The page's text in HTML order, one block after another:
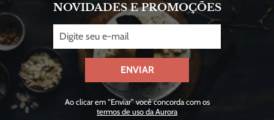
NOVIDADES E PROMOÇÕES
ENVIAR
Ao clicar em “Enviar” você concorda com os
termos de uso da Aurora